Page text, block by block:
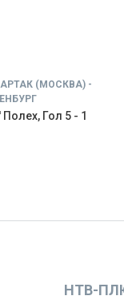
(МОСКВА) -
Полех, Гол 5 - 1
НТВ-